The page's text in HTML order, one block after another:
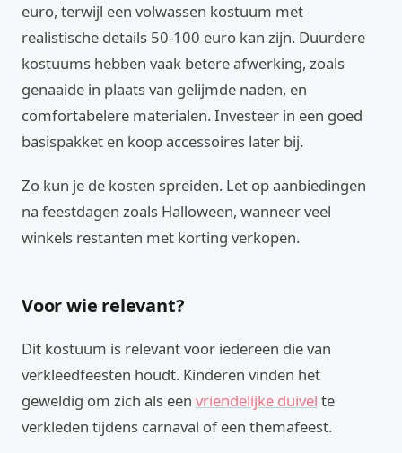
euro, terwijl een volwassen kostuum met
realistische details 50-100 euro kan zijn. Duurdere
kostuums hebben vaak betere afwerking, zoals
genaaide in plaats van gelijmde naden, en
comfortabelere materialen. Investeer in een goed
basispakket en koop accessoires later bij.
Zo kun je de kosten spreiden. Let op aanbiedingen
na feestdagen zoals Halloween, wanneer veel
winkels restanten met korting verkopen.
Voor wie relevant?
Dit kostuum is relevant voor iedereen die van
verkleedfeesten houdt. Kinderen vinden het
geweldig om zich als een vriendelijke duivel te
verkleden tijdens carnaval of een themafeest.